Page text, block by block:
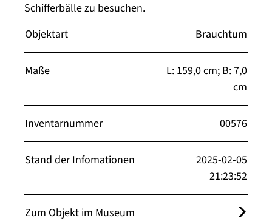
Schifferbälle zu besuchen.
Objektart
Brauchtum
Maße
L: 159,0 cm; B: 7,0
cm
Inventarnummer 00576
Stand der Infomationen
2025-02-05
21:23:52
Zum Objekt im Museum